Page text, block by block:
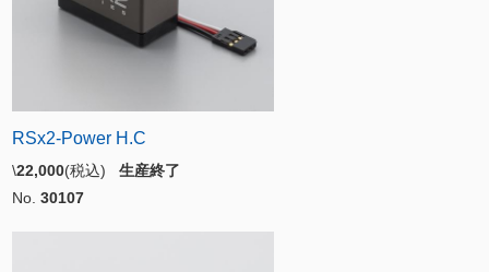
RSx2-Power H.C
\22,000(税込) 生産終了
No. 30107